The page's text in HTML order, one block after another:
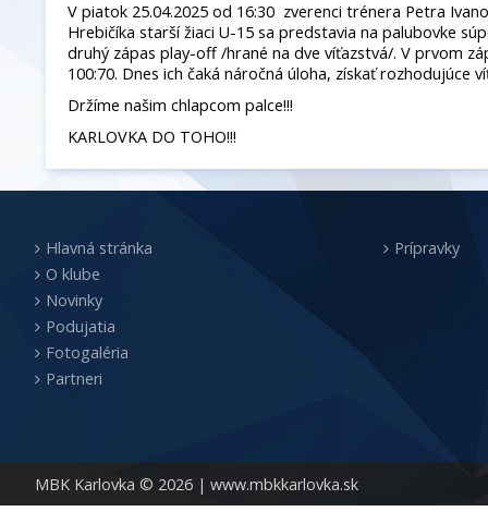
V piatok 25.04.2025 od 16:30 zverenci trénera Petra
Hrebičíka starší žiaci U-15 sa predstavia na palubovke
druhý zápas play-off /hrané na dve víťazstvá/. V prvom
100:70. Dnes ich čaká náročná úloha, získať rozhodujúce
Držíme našim chlapcom palce!!!
KARLOVKA DO TOHO!!!
MBK Karlovka © 2026 | www.mbkkarlovka.sk
Hlavná stránka
O klube
Novinky
Podujatia
Fotogaléria
Partneri
Prípravky